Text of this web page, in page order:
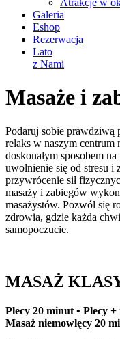
Atrakcje w
Galeria
Eshop
Rezerwacja
Lato
z Nami
Masaże i
Podaruj sobie
relaks w naszym centrum
doskonałym sposobem
uwolnienie się od stresu i
przywrócenie sił
masaży i zabiegów
masażystów. Pozwól się
zdrowia, gdzie każda
samopoczucie.
MASAŻ
Plecy 20 minut • Plecy +
Masaż niemowlęcy 20